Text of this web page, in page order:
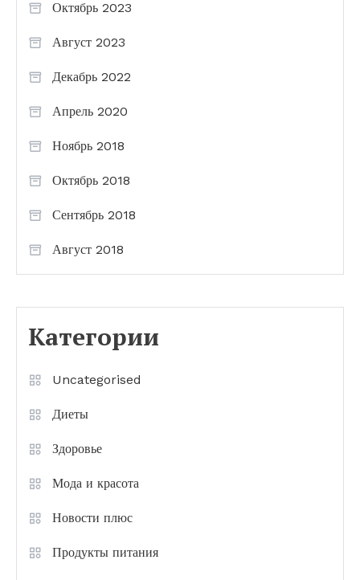
Октябрь 2023
Август 2023
Декабрь 2022
Апрель 2020
Ноябрь 2018
Октябрь 2018
Сентябрь 2018
Август 2018
Категории
Uncategorised
Диеты
Здоровье
Мода и красота
Новости плюс
Продукты питания